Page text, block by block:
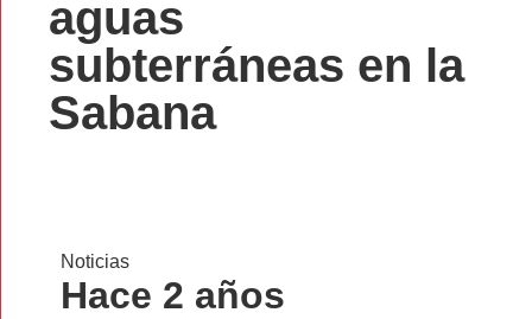
aguas
subterráneas en la
Sabana
Noticias
Hace 2 años